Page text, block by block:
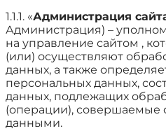
1.1.1. «Администрация
Администрация) –
на управление сайтом ,
(или) осуществляют
данных, а также
персональных данных,
данных, подлежащих
(операции), совершаемые
данными.